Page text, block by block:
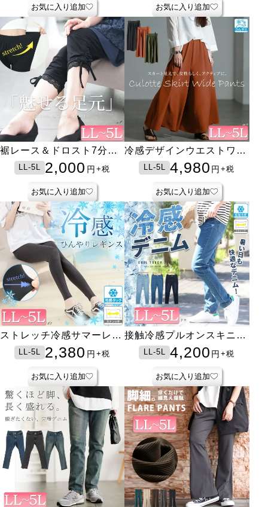
お気に入り追加 お気に入り追加
裾レース＆ドロスト7分丈
レギンス
LL-5L 2,000 円 +税
お気に入り追加
冷感デザインウエストワイ
ドフレアパンツ
LL-5L 4,980 円 +税
お気に入り追加
ストレッチ冷感サマーレギ
ンスLL-5L 2,380 円 +税
お気に入り追加
接触冷感プルオンスキニー
デニムLL-5L 4,200 円 +税
お気に入り追加